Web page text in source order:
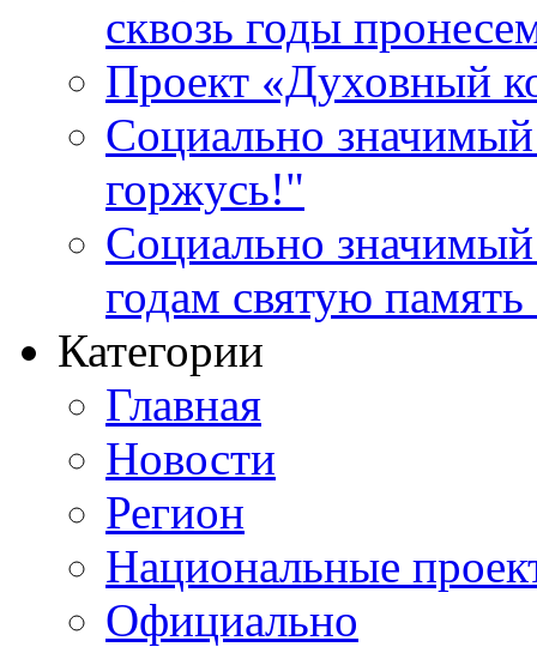
сквозь годы
Проект «Духовный
Социально
горжусь!"
Социально
годам святую
Категории
Главная
Новости
Регион
Национальные
Официально